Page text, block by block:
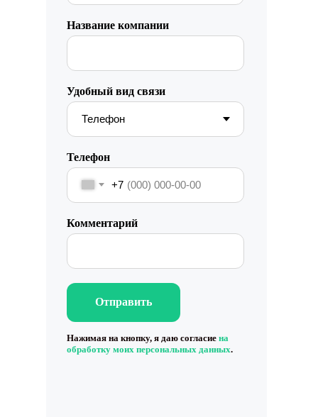
Название компании
Удобный вид связи
Телефон
+7
Комментарий
Отправить
Нажимая на кнопку, я даю согласие на
обработку моих персональных данных.
Работа с данными
Заполнение данных
Фантомы для поиска дубликатов
Работа с отзывами
Мониторинг конкурентов
Геоперфоманс реклама